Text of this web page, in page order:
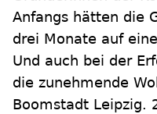
Anfangs hätten die
drei Monate auf
Und auch bei der
die zunehmende
Boomstadt Leipzig.